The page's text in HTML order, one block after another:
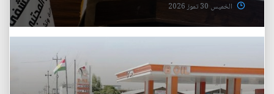
الخميس 30 تموز 2026